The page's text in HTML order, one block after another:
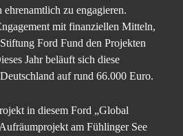
zu engagieren.
mit finanziellen Mitteln,
Ford Fund den Projekten
Jahr beläuft sich diese
auf rund 66.000 Euro.
in diesem Ford „Global
am Fühlinger See